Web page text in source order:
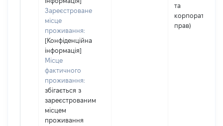
Зареєстроване
місце
проживання:
[Конфіденційна
інформація]
Місце
фактичного
проживання:
збігається з
зареєстрованим
місцем
проживання
та
корпоративних
прав)